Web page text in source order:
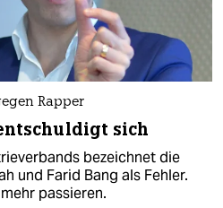
Rapper
sich
bezeichnet die
und Farid Bang als Fehler.
passieren.